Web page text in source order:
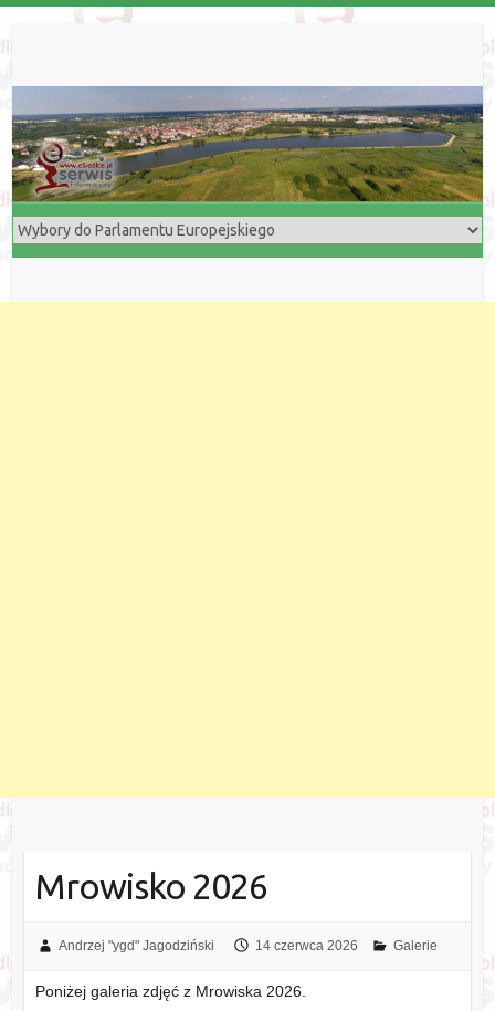
Mrowisko 2026
Andrzej "ygd" Jagodziński 14 czerwca 2026 Galerie
Poniżej galeria zdjęć z Mrowiska 2026.